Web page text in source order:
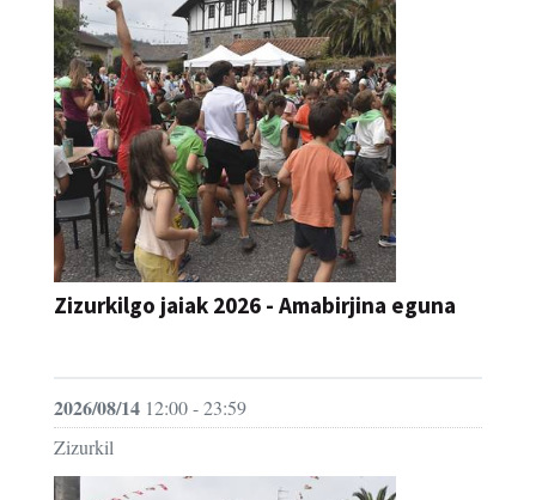
Zizurkilgo jaiak 2026 - Amabirjina eguna
2026/08/14 12:00 - 23:59
Zizurkil